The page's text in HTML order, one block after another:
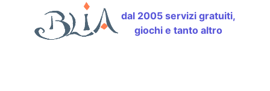
dal 2005 servizi gratuiti,
giochi e tanto altro